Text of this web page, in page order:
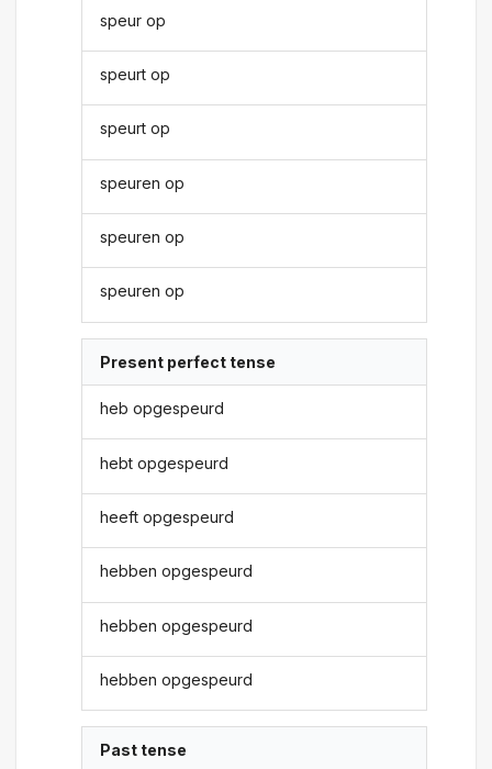
speur op
speurt op
speurt op
speuren op
speuren op
speuren op
Present perfect tense
heb opgespeurd
hebt opgespeurd
heeft opgespeurd
hebben opgespeurd
hebben opgespeurd
hebben opgespeurd
Past tense